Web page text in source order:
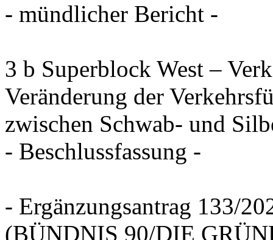
- mündlicher Bericht -
3 b Superblock West –
Veränderung der
zwischen Schwab- und
- Beschlussfassung -
- Ergänzungsantrag 133/
(BÜNDNIS 90/DIE